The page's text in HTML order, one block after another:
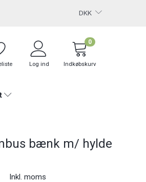
DKK
Log ind Indkøbskurv
0
bænk m/ hylde
Inkl. moms